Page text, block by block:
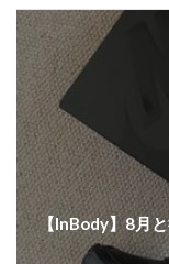
【InBody】8月